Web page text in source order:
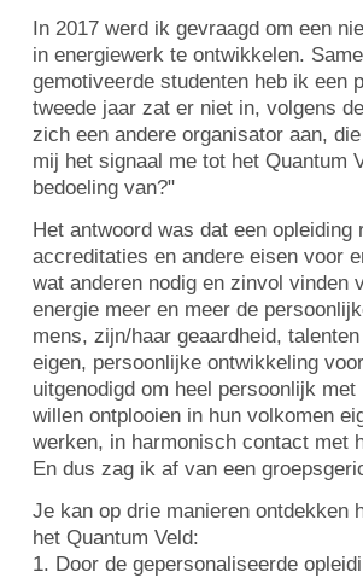
In 2017 werd ik gevraagd om een
in energiewerk te ontwikkelen.
gemotiveerde studenten heb ik een
tweede jaar zat er niet in, volgens
zich een andere organisator aan,
mij het signaal me tot het Quantum
bedoeling van?"
Het antwoord was dat een
accreditaties en andere eisen voor
wat anderen nodig en zinvol vinden
energie meer en meer de
mens, zijn/haar geaardheid,
eigen, persoonlijke ontwikkeling
uitgenodigd om heel persoonlijk
willen ontplooien in hun volkomen
werken, in harmonisch contact met
En dus zag ik af van een
Je kan op drie manieren ontdekken
het Quantum Veld:
1. Door de gepersonaliseerde